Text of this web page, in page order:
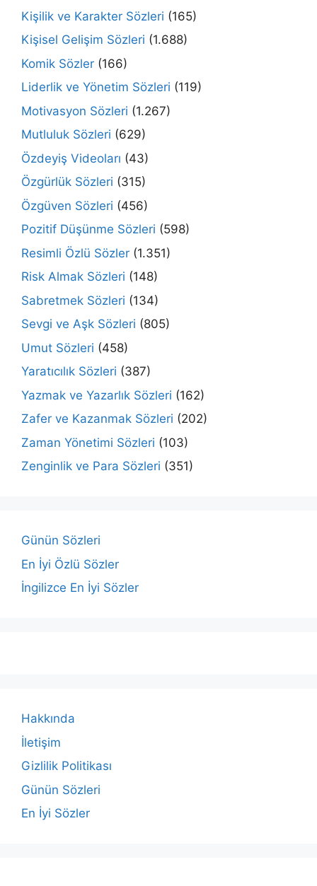
Kişilik ve Karakter Sözleri (165)
Kişisel Gelişim Sözleri (1.688)
Komik Sözler (166)
Liderlik ve Yönetim Sözleri (119)
Motivasyon Sözleri (1.267)
Mutluluk Sözleri (629)
Özdeyiş Videoları (43)
Özgürlük Sözleri (315)
Özgüven Sözleri (456)
Pozitif Düşünme Sözleri (598)
Resimli Özlü Sözler (1.351)
Risk Almak Sözleri (148)
Sabretmek Sözleri (134)
Sevgi ve Aşk Sözleri (805)
Umut Sözleri (458)
Yaratıcılık Sözleri (387)
Yazmak ve Yazarlık Sözleri (162)
Zafer ve Kazanmak Sözleri (202)
Zaman Yönetimi Sözleri (103)
Zenginlik ve Para Sözleri (351)
Günün Sözleri
En İyi Özlü Sözler
İngilizce En İyi Sözler
Hakkında
İletişim
Gizlilik Politikası
Günün Sözleri
En İyi Sözler